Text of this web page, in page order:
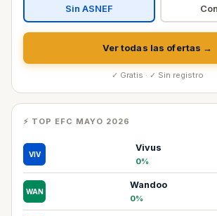
Sin ASNEF
Ver todas las ofertas →
✓ Gratis · ✓ Sin registro
⚡ TOP EFC MAYO 2026
VIV
Vivus
0%
WAN
Wandoo
0%